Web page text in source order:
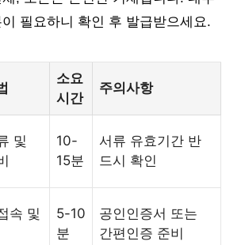
필요하니 확인 후 발급받으세요.
소요
시간
주의사항
및
10-
15분
서류 유효기간 반
드시 확인
속 및
5-10
분
공인인증서 또는
간편인증 준비